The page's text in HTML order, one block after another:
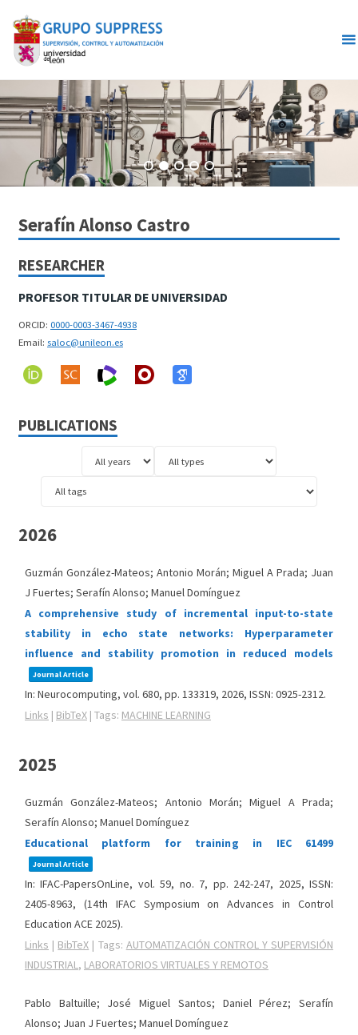
content
Serafín Alonso Castro
RESEARCHER
PROFESOR TITULAR DE UNIVERSIDAD
ORCID: 0000-0003-3467-4938
Email: saloc@unileon.es
PUBLICATIONS
2026
Guzmán González-Mateos; Antonio Morán; Miguel A Prada; Juan
J Fuertes; Serafín Alonso; Manuel Domínguez
A comprehensive study of incremental input-to-state
stability in echo state networks: Hyperparameter
influence and stability promotion in reduced models
Journal Article
In: Neurocomputing, vol. 680, pp. 133319, 2026, ISSN: 0925-2312.
Links | BibTeX| Tags: MACHINE LEARNING
2025
Guzmán González-Mateos; Antonio Morán; Miguel A Prada;
Serafín Alonso; Manuel Domínguez
Educational platform for training in IEC 61499
Journal Article
In:IFAC-PapersOnLine, vol. 59, no. 7, pp. 242-247, 2025,ISSN:
2405-8963, (14th IFAC Symposium on Advances in Control
Education ACE 2025).
Links | BibTeX | Tags: AUTOMATIZACIÓN CONTROL Y SUPERVISIÓN
INDUSTRIAL , LABORATORIOS VIRTUALES Y REMOTOS
Pablo Baltuille; José Miguel Santos; Daniel Pérez; Serafín
Alonso; Juan J Fuertes; Manuel Domínguez